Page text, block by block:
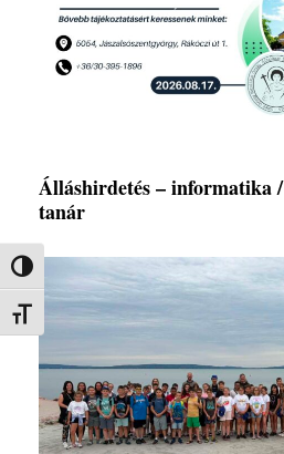
Nagy kontraszt váltása
Betűméret váltása
Álláshirdetés – informatika
tanár